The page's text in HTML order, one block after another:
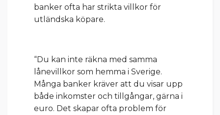
banker ofta har strikta villkor för
utländska köpare.
“Du kan inte räkna med samma
lånevillkor som hemma i Sverige.
Många banker kräver att du visar upp
både inkomster och tillgångar, gärna i
euro. Det skapar ofta problem för